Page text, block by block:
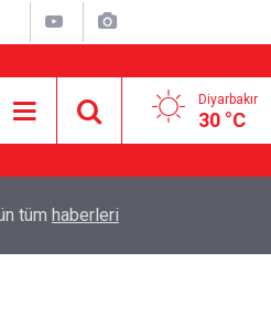
Diyarbakır
30 °C
geçici satış fuarlarına tepki
tüm haberleri